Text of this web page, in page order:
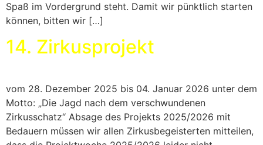
Spaß im Vordergrund steht. Damit wir pünktlich starten
können, bitten wir […]
14. Zirkusprojekt
vom 28. Dezember 2025 bis 04. Januar 2026 unter dem
Motto: „Die Jagd nach dem verschwundenen
Zirkusschatz“ Absage des Projekts 2025/2026 mit
Bedauern müssen wir allen Zirkusbegeisterten mitteilen,